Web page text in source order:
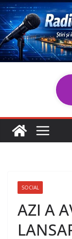
Sari
la
conținut
SOCIAL
AZI A